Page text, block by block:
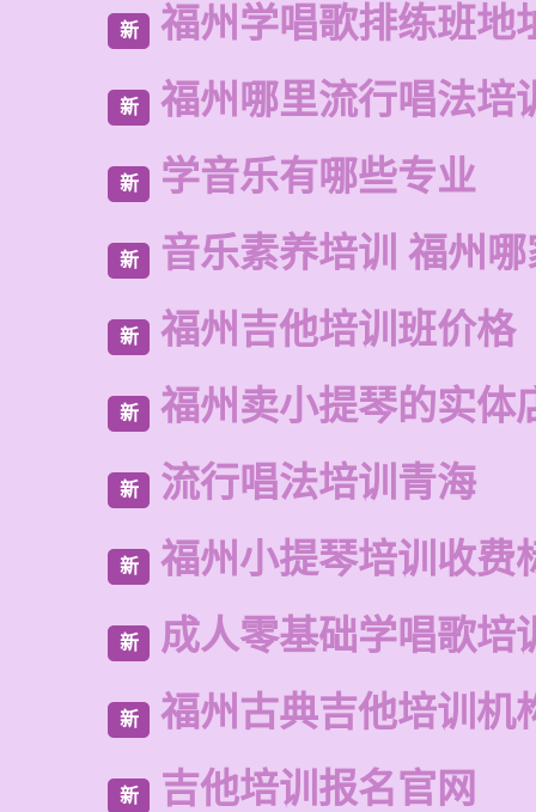
新 福州学唱歌排练班地
新 福州哪里流行唱法培
新 学音乐有哪些专业
新 音乐素养培训 福州
新 福州吉他培训班价格
新 福州卖小提琴的实体
新 流行唱法培训青海
新 福州小提琴培训收费
新 成人零基础学唱歌培
新 福州古典吉他培训机
新 吉他培训报名官网